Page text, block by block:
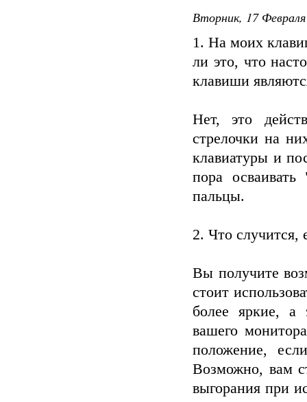
Вторник, 17
1. На моих
ли это, что
клавиши
Нет, это
стрелочки на
клавиатуры и
пора
пальцы.
2. Что случится,
Вы получите
стоит
более яркие, а
вашего
положение,
Возможно, вам
выгорания при